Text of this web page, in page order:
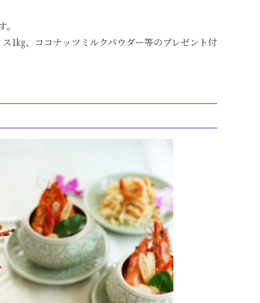
1㎏、ココナッツミルクパウダー等のプレゼント付